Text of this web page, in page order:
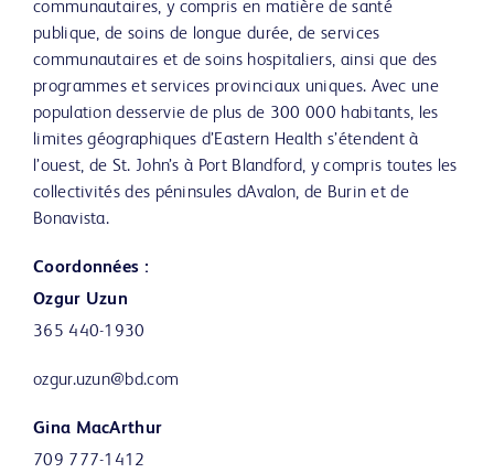
communautaires, y compris en matière de santé
publique, de soins de longue durée, de services
communautaires et de soins hospitaliers, ainsi que des
programmes et services provinciaux uniques. Avec une
population desservie de plus de 300 000 habitants, les
limites géographiques d’Eastern Health s’étendent à
l’ouest, de St. John’s à Port Blandford, y compris toutes les
collectivités des péninsules dAvalon, de Burin et de
Bonavista.
Coordonnées :
Ozgur Uzun
365 440-1930
ozgur.uzun@bd.com
Gina MacArthur
709 777-1412